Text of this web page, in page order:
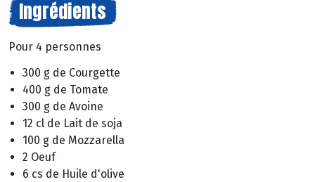
Ingrédients
Pour 4 personnes
300 g de Courgette
400 g de Tomate
300 g de Avoine
12 cl de Lait de soja
100 g de Mozzarella
2 Oeuf
6 cs de Huile d'olive